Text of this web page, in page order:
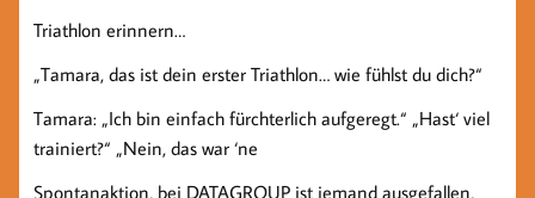
Triathlon erinnern…
„Tamara, das ist dein erster Triathlon… wie fühlst du dich?“
Tamara: „Ich bin einfach fürchterlich aufgeregt.“ „Hast‘ viel
trainiert?“ „Nein, das war ‘ne
Spontanaktion, bei DATAGROUP ist jemand ausgefallen,